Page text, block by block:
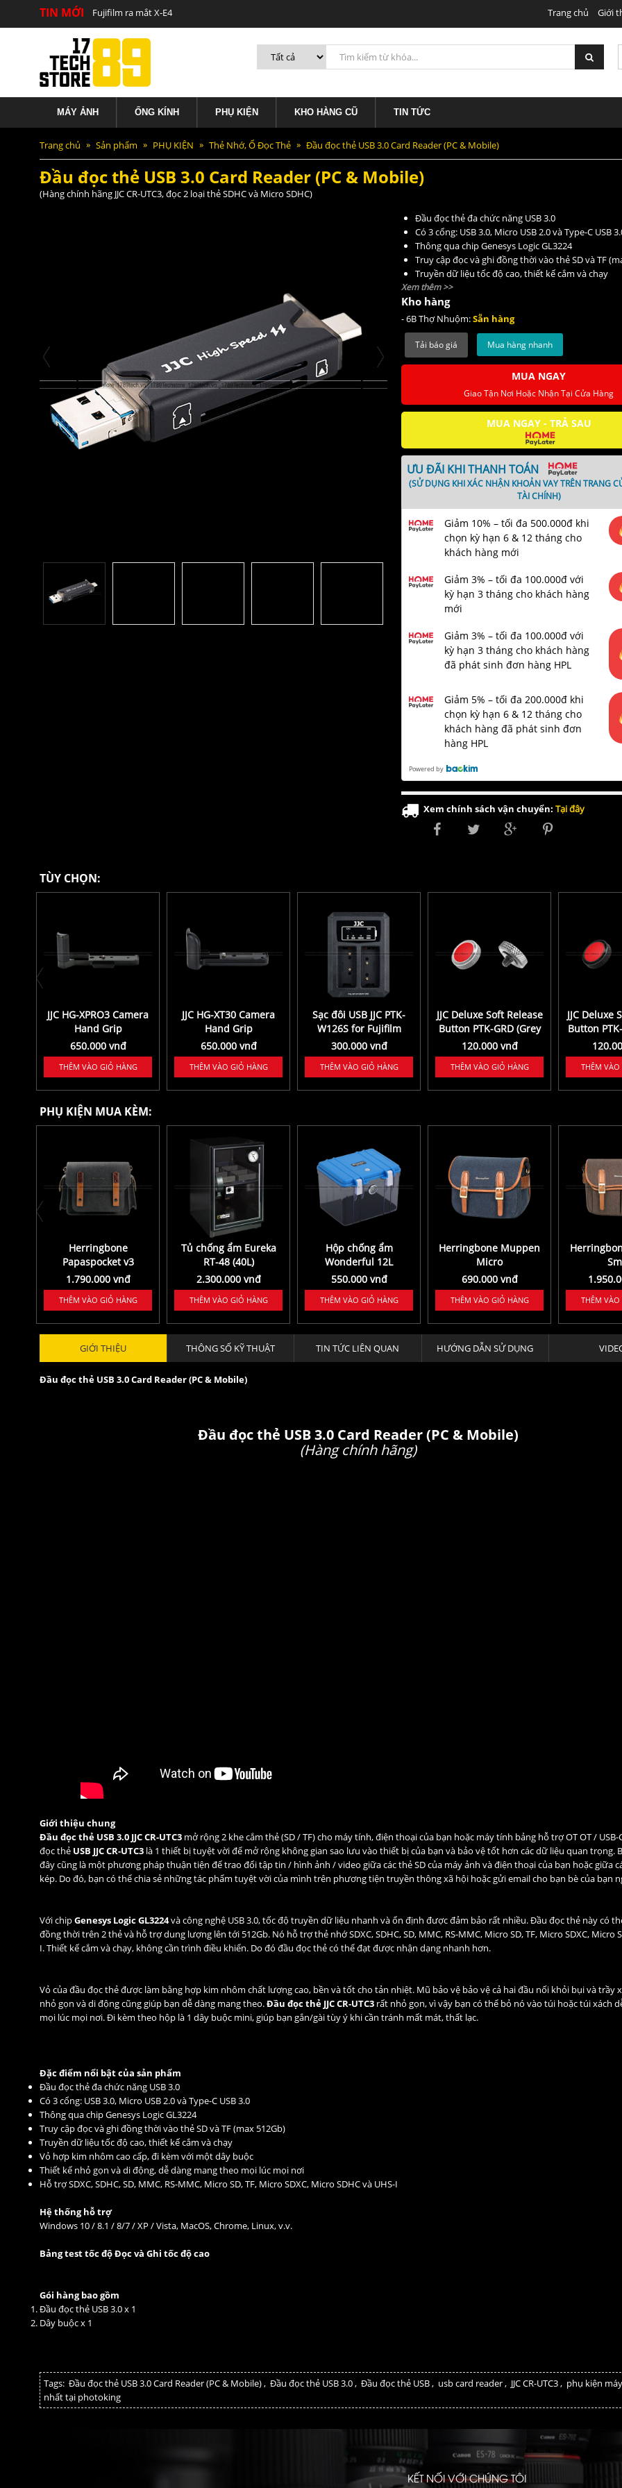
TIN MỚI Fujifilm ra mắt X-E4 Trang chủ Giới
MÁY ẢNH ỐNG KÍNH PHỤ KIỆN KHO HÀNG CŨ TIN TỨC
Đầu đọc thẻ USB 3.0 Card Reader (PC & Mobile)
Trang chủ Sản phẩm PHỤ KIỆN Thẻ Nhớ, Ổ Đọc Thẻ Đầu đọc thẻ USB 3.0 Card Reader (PC & Mobile)
Đầu đọc thẻ USB 3.0 Card Reader (PC & Mobile)
(Hàng chính hãng JJC CR-UTC3, đọc 2 loại thẻ SDHC và Micro SDHC)
Đầu đọc thẻ đa chức năng USB 3.0
Có 3 cổng: USB 3.0, Micro USB 2.0 và Type-C USB
Thông qua chip Genesys Logic GL3224
Truy cập đọc và ghi đồng thời vào thẻ SD và TF
Truyền dữ liệu tốc độ cao, thiết kế cắm và chạy
Vỏ hợp kim nhôm cao cấp, đi kèm với một dây buộc
Thiết kế nhỏ gọn, dễ dàng mang theo mọi lúc mọi
Hỗ trợ SDXC, SDHC, SD, MMC, RS-MMC, Micro SD,
Xem thêm >>
Kho hàng
- 6B Thợ Nhuộm:Sẵn hàng
Mua hàng nhanh
MUA NGAY
Giao Tận Nơi Hoặc Nhận Tại Cửa Hàng
MUA NGAY - TRẢ SAU
ƯU ĐÃI KHI THANH TOÁN
(SỬ DỤNG KHI XÁC NHẬN KHOẢN VAY TRÊN TRANG
TÀI CHÍNH)
Giảm 10% – tối đa 500.000đ khi
chọn kỳ hạn 6 & 12 tháng cho
khách hàng mới
Giảm 3% – tối đa 100.000đ với
kỳ hạn 3 tháng cho khách hàng
mới
Giảm 3% – tối đa 100.000đ với
kỳ hạn 3 tháng cho khách hàng
đã phát sinh đơn hàng HPL
Giảm 5% – tối đa 200.000đ khi
chọn kỳ hạn 6 & 12 tháng cho
khách hàng đã phát sinh đơn
hàng HPL
Powered by
Xem chính sách vận chuyển: Tại đây
TÙY CHỌN:
JJC HG-XPRO3 Camera
Hand Grip
650.000 vnđ
THÊM VÀO GIỎ HÀNG
JJC HG-XT30 Camera
Hand Grip
650.000 vnđ
THÊM VÀO GIỎ HÀNG
Sạc đôi USB JJC PTK-
W126S for Fujifilm
300.000 vnđ
THÊM VÀO GIỎ HÀNG
JJC Deluxe Soft Release
Button PTK-GRD (Grey
Red)
120.000 vnđ
THÊM VÀO GIỎ HÀNG
JJC Deluxe
Button
THÊM
PHỤ KIỆN MUA KÈM:
Herringbone
Papaspocket v3
Medium
1.790.000 vnđ
THÊM VÀO GIỎ HÀNG
Tủ chống ẩm Eureka
RT-48 (40L)
2.300.000 vnđ
THÊM VÀO GIỎ HÀNG
Hộp chống ẩm
Wonderful 12L
550.000 vnđ
THÊM VÀO GIỎ HÀNG
Herringbone Muppen
Micro
690.000 vnđ
THÊM VÀO GIỎ HÀNG THÊM
GIỚI THIỆU THÔNG SỐ KỸ THUẬT TIN TỨC LIÊN QUAN HƯỚNG DẪN SỬ DỤNG
Đầu đọc thẻ USB 3.0 Card Reader (PC & Mobile)
Đầu đọc thẻ USB 3.0 Card Reader (PC & Mobile)
(Hàng chính hãng)
Giới thiệu chung
Đầu đọc thẻ USB 3.0 JJC CR-UTC3 mở rộng 2 khe cắm thẻ (SD / TF) cho máy tính, điện thoại của bạn hoặc máy tính bảng hỗ trợ OT OT / USB-
đọc thẻ USB JJC CR-UTC3 là 1 thiết bị tuyệt vời để mở rộng không gian sao lưu vào thiết bị của bạn và bảo vệ tốt hơn các dữ liệu quan trọng.
đây cũng là một phương pháp thuận tiện để trao đổi tập tin / hình ảnh / video giữa các thẻ SD của máy ảnh và điện thoại của bạn hoặc giữa
kép. Do đó, bạn có thể chia sẻ những tác phẩm tuyệt vời của mình trên phương tiện truyền thông xã hội hoặc gửi email cho bạn bè của bạn
Với chipGenesys Logic GL3224và công nghệ USB 3.0, tốc độ truyền dữ liệu nhanh và ổn định được đảm bảo rất nhiều. Đầu đọc thẻ này có
đồng thời trên 2 thẻ và hỗ trợ dung lượng lên tới 512Gb. Nó hỗ trợ thẻ nhớ SDXC, SDHC, SD, MMC, RS-MMC, Micro SD, TF, Micro SDXC, Micro
I. Thiết kế cắm và chạy, không cần trình điều khiển. Do đó đầu đọc thẻ có thể đạt được nhận dạng nhanh hơn.
Vỏ của đầu đọc thẻ được làm bằng hợp kim nhôm chất lượng cao, bền và tốt cho tản nhiệt. Mũ bảo vệ bảo vệ cả hai đầu nối khỏi bụi và trầy
nhỏ gọn và di động cũng giúp bạn dễ dàng mang theo.Đầu đọc thẻ JJC CR-UTC3 rất nhỏ gọn, vì vậy bạn có thể bỏ nó vào túi hoặc túi xách
mọi lúc mọi nơi. Đi kèm theo hộp là 1 dây buộc mini, giúp bạn gắn/gài tùy ý khi cần tránh mất mát, thất lạc.
Đặc điểm nổi bật của sản phẩm
Đầu đọc thẻ đa chức năng USB 3.0
Có 3 cổng: USB 3.0, Micro USB 2.0 và Type-C USB 3.0
Thông qua chip Genesys Logic GL3224
Truy cập đọc và ghi đồng thời vào thẻ SD và TF (max 512Gb)
Truyền dữ liệu tốc độ cao, thiết kế cắm và chạy
Vỏ hợp kim nhôm cao cấp, đi kèm với một dây buộc
Thiết kế nhỏ gọn và di động, dễ dàng mang theo mọi lúc mọi nơi
Hỗ trợ SDXC, SDHC, SD, MMC, RS-MMC, Micro SD, TF, Micro SDXC, Micro SDHC và UHS-I
Hệ thống hỗ trợ
Windows 10 / 8.1 / 8/7 / XP / Vista, MacOS, Chrome, Linux, v.v.
Bảng test tốc độ Đọc và Ghi tốc độ cao
Gói hàng bao gồm
Đầu đọc thẻ USB 3.0 x 1
Dây buộc x 1
Tags: Đầu đọc thẻ USB 3.0 Card Reader (PC & Mobile), Đầu đọc thẻ USB 3.0, Đầu đọc thẻ USB, usb card reader, JJC CR-UTC3, phụ kiện
nhất tại photoking
KẾT NỐI VỚI CHÚNG TÔI